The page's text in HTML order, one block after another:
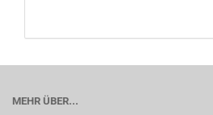
MEHR ÜBER...